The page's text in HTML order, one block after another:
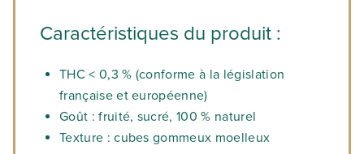
Caractéristiques du produit :
THC < 0,3 % (conforme à la législation
française et européenne)
Goût : fruité, sucré, 100 % naturel
Texture : cubes gommeux moelleux